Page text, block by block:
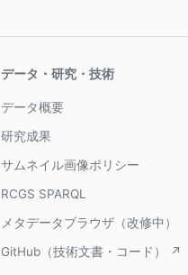
データ・研究・技術
データ概要
研究成果
サムネイル画像ポリシー
RCGS SPARQL
メタデータブラウザ（改修中）
GitHub（技術文書・コード） ↗